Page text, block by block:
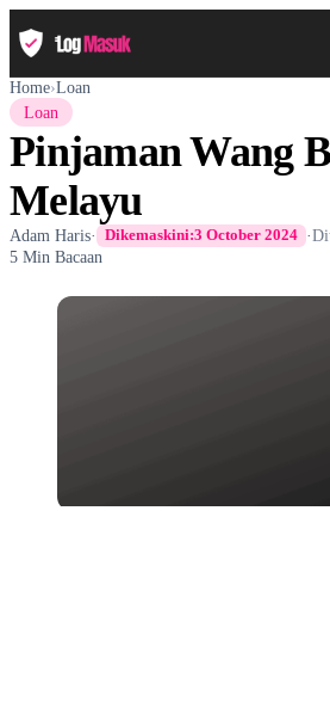
Home›Loan
Loan
Pinjaman Wang
Melayu
Adam Haris· Dikemaskini:3 October 2024 ·
5 Min Bacaan